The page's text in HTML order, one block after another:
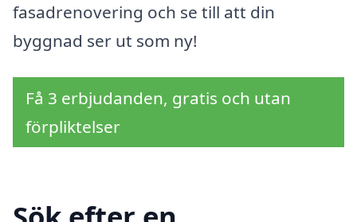
fasadrenovering och se till att din
byggnad ser ut som ny!
Få 3 erbjudanden, gratis och utan
förpliktelser